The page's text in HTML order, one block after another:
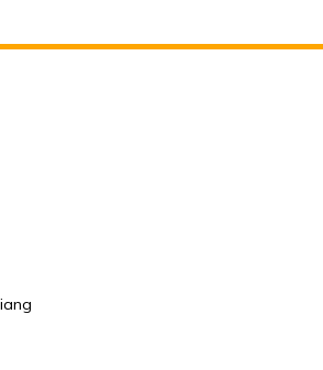
chọn thông tin cần tìm kiếm
chọn thông tin cần tìm kiếm
chọn thông tin cần tìm kiếm
chọn thông tin cần tìm kiếm